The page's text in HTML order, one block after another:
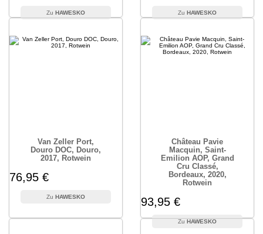
HAWESKO HAWESKO
Van Zeller Port,
Douro DOC, Douro,
2017, Rotwein
76,95 €
HAWESKO
Château Pavie
Macquin, Saint-
Emilion AOP, Grand
Cru Classé,
Bordeaux, 2020,
Rotwein
93,95 €
HAWESKO